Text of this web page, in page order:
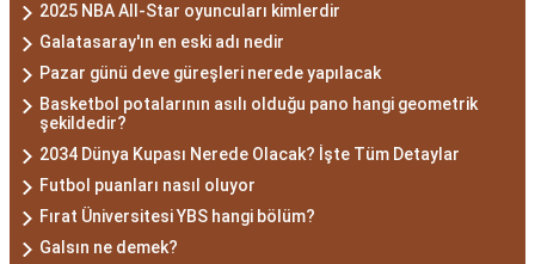
2025 NBA All-Star oyuncuları kimlerdir
Galatasaray'ın en eski adı nedir
Pazar günü deve güreşleri nerede yapılacak
Basketbol potalarının asılı olduğu pano hangi geometrik
şekildedir?
2034 Dünya Kupası Nerede Olacak? İşte Tüm Detaylar
Futbol puanları nasıl oluyor
Fırat Üniversitesi YBS hangi bölüm?
Galsın ne demek?